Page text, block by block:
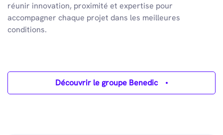
réunir innovation, proximité et expertise pour
accompagner chaque projet dans les meilleures
conditions.
Découvrir le groupe Benedic